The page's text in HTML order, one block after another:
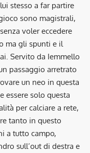
stesso a far partire
sono magistrali,
voler eccedere
ma gli spunti e il
Servito da Iemmello
passaggio arretrato
un neo in questa
essere solo questa
per calciare a rete,
tanto in questo
a tutto campo,
sull’out di destra e